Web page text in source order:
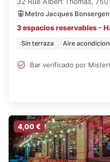
Metro Jacques
3 espacios reservables -
Sin terraza Aire
Bar verificado por
4,00 €